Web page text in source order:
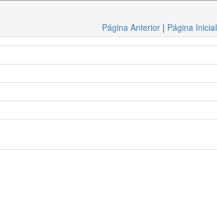
Página Anterior | Página Inicial